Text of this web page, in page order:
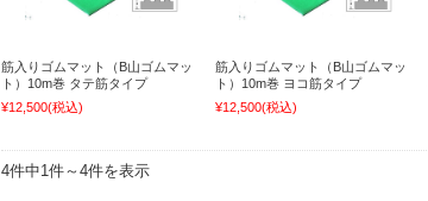
筋入りゴムマット（B山ゴムマッ
ト）10m巻 タテ筋タイプ
¥12,500(税込)
筋入りゴムマット（B山ゴムマッ
ト）10m巻 ヨコ筋タイプ
¥12,500(税込)
4件中1件～4件を表示